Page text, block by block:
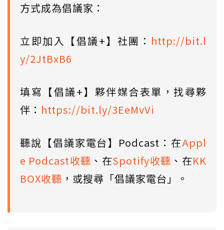
方式成為倡議家：
立即加入【倡議+】社團： http://bit.l
y/2JtBxB6
填寫【倡議+】夥伴媒合表單，找尋夥
伴： https://bit.ly/3EeMvVi
聽說【倡議家電台】Podcast：在Appl
e Podcast收聽 、在Spotify收聽 、在KK
BOX收聽 ，或搜尋「倡議家電台」。